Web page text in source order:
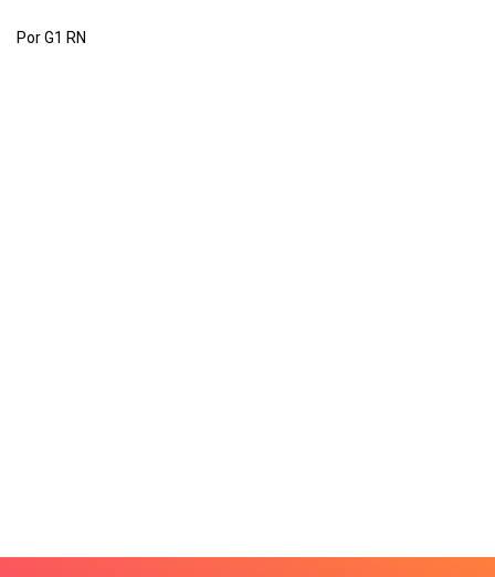
Por G1 RN